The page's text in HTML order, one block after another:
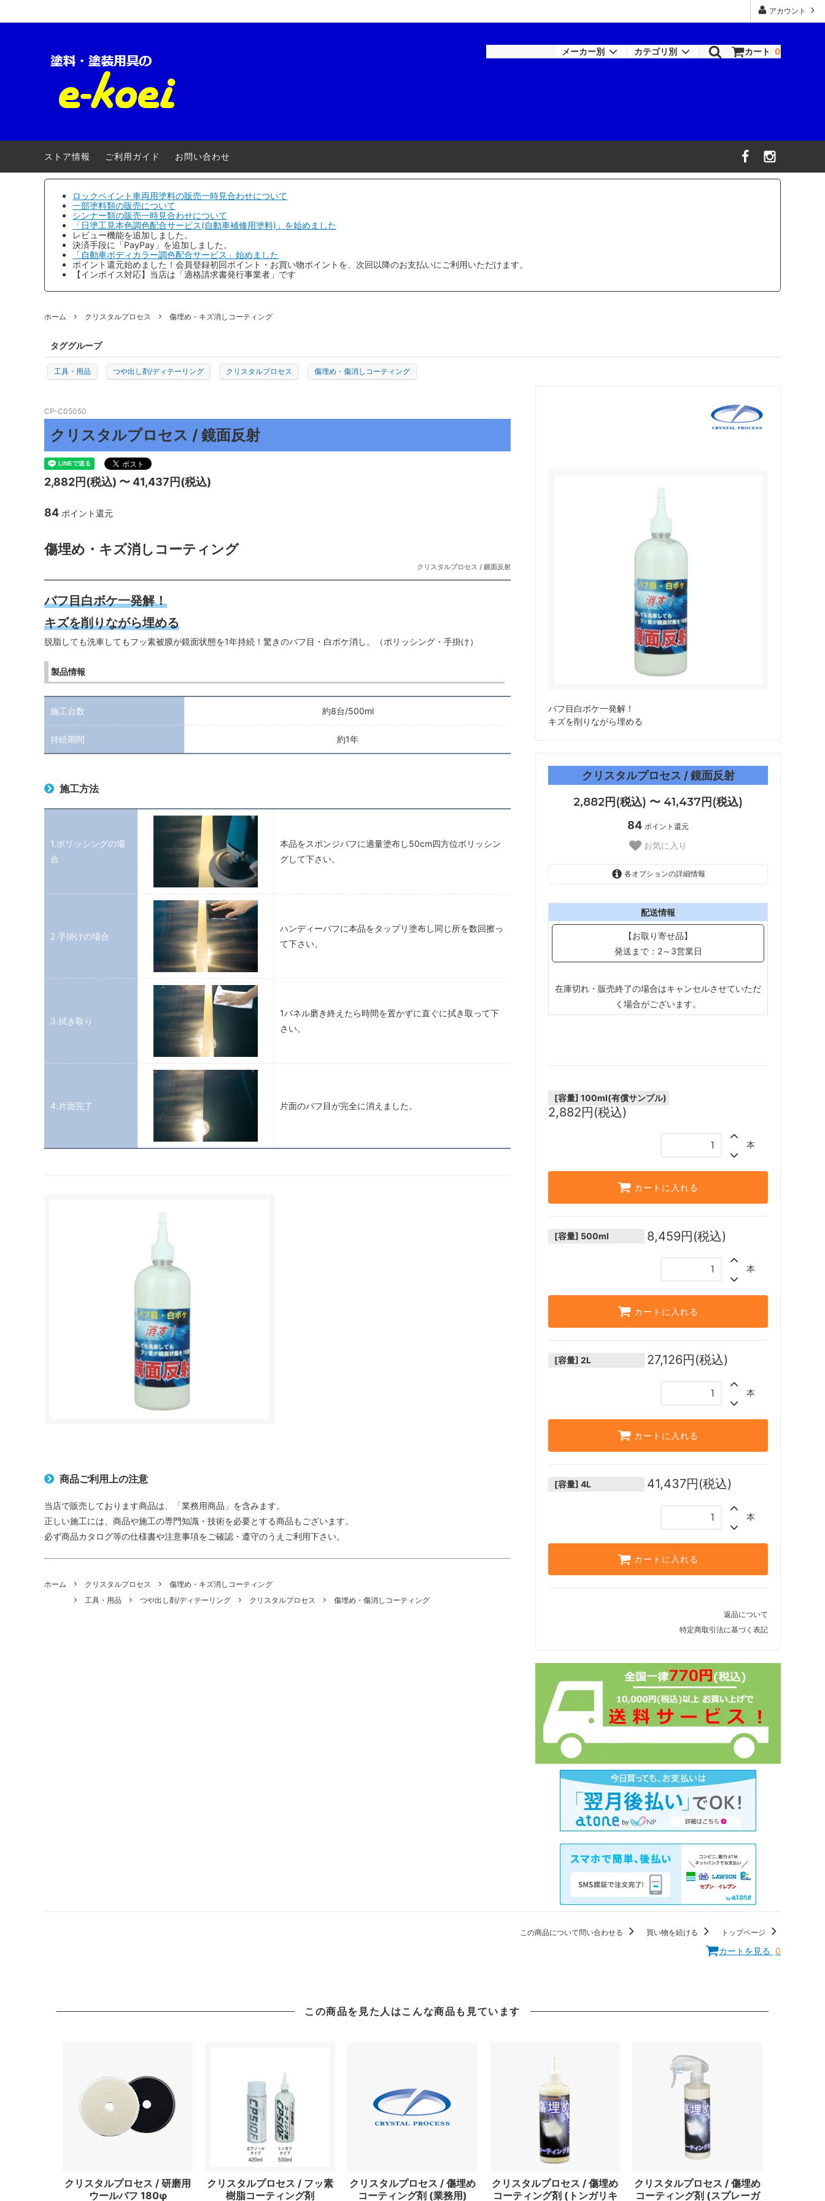
アカウント
カート 0
メーカー別
ロックペイント-車両用
三井化学産資 大阪ガスケミカル 和信化学工業 ワトコ
ファレクラ ゆたか磨材
メグロ化学工業
明治機械製作所
コンパクトツール 埼玉精機 KTC(京都機械工具)
プロトリオス マルテー大塚 ロック商事 カモ井加工紙
J TAPE 日本製紙クレシア
TEROSON
KYOTO DETAIL ADENNA
カテゴリ別
【キャンペーン】
安全衛生用品
ストア情報
ご利用ガイド お問い合わせ
ロックペイント車両用塗料の販売一時見合わせについて
一部塗料類の販売について
シンナー類の販売一時見合わせについて
「日塗工見本色調色配合サービス(自動車補修用塗料)」を始めました
レビュー機能を追加しました。
決済手段に「PayPay」を追加しました。
「自動車ボディカラー調色配合サービス」始めました
ポイント還元始めました！会員登録初回ポイント・お買い物ポイントを、次回以降のお支払いにご利用いただけます。
【インボイス対応】当店は「適格請求書発行事業者」です
ホーム クリスタルプロセス 傷埋め・キズ消しコーティング
タググループ
工具・用品 つや出し剤/ディテーリング クリスタルプロセス 傷埋め・傷消しコーティング
バフ目白ボケ一発解！
キズを削りながら埋める
クリスタルプロセス / 鏡面反射
2,882円(税込) 〜 41,437円(税込)
84 ポイント還元
お気に入り
各オプションの詳細情報
2,882円(税込)
500ml
8,459円(税込)
2L
4L
配送情報
【お取り寄せ品】
発送まで：2～3営業日
在庫切れ・販売終了の場合はキャンセルさせていただ
く場合がございます。
[容量] 100ml(有償サンプル)
2,882円(税込)
本
カートに入れる
[容量] 500ml 8,459円(税込)
本
カートに入れる
[容量] 2L 27,126円(税込)
本
カートに入れる
[容量] 4L 41,437円(税込)
本
カートに入れる
返品について
特定商取引法に基づく表記
CP-C05050
クリスタルプロセス / 鏡面反射
2,882円(税込) 〜 41,437円(税込)
84 ポイント還元
傷埋め・キズ消しコーティング
クリスタルプロセス / 鏡面反射
バフ目白ボケ一発解！
キズを削りながら埋める
脱脂しても洗車してもフッ素被膜が鏡面状態を1年持続！驚きのバフ目・白ボケ消し。（ポリッシング・手掛け）
製品情報
施工台数 約8台/500ml
持続期間 約1年
施工方法
1.ポリッシングの場
合
本品をスポンジバフに適量塗布し50cm四方位ポリッシン
グして下さい。
2.手掛けの場合
ハンディーバフに本品をタップリ塗布し同じ所を数回擦っ
て下さい。
3.拭き取り
1パネル磨き終えたら時間を置かずに直ぐに拭き取って下
さい。
4.片面完了 片面のバフ目が完全に消えました。
商品ご利用上の注意
当店で販売しております商品は、「業務用商品」を含みます。
正しい施工には、商品や施工の専門知識・技術を必要とする商品もございます。
必ず商品カタログ等の仕様書や注意事項をご確認・遵守のうえご利用下さい。
ホーム クリスタルプロセス
傷埋め・キズ消しコーティング
工具・用品
つや出し剤/ディテーリング クリスタルプロセス 傷埋め・傷消しコーティング
この商品について問い合わせる 買い物を続ける トップページ
カートを見る 0
この商品を見た人はこんな商品も見ています
クリスタルプロセス / 研磨用
ウールバフ 180φ
クリスタルプロセス / フッ素
樹脂コーティング剤
クリスタルプロセス / 傷埋め
コーティング剤 (業務用)
クリスタルプロセス / 傷埋め
コーティング剤 (トンガリキ
クリスタルプロセス / 傷埋め
コーティング剤 (スプレーガ